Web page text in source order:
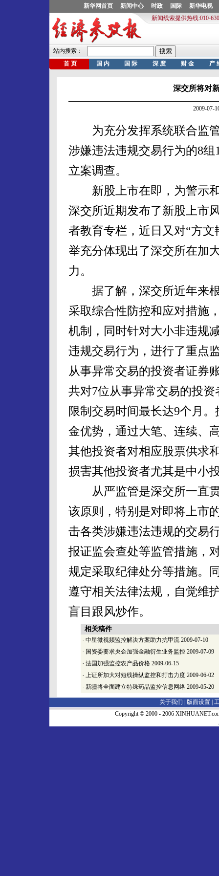
深交所将对
2009-07-
为充分发挥系统联合监管
涉嫌违法违规交易行为的8
立案调查。
新股上市在即，为警示和
深交所近期发布了新股上市
者教育专栏，近日又对“方
举充分体现出了深交所在加
力。
据了解，深交所近年来根
采取综合性防控和应对措施
机制，同时针对大小非违规
违规交易行为，进行了重点
从事异常交易的投资者证券
共对7位从事异常交易的投
限制交易时间最长达9个月
金优势，通过大笔、连续、
其他投资者对相应股票供求
损害其他投资者尤其是中小
从严监管是深交所一直贯
该原则，特别是对即将上市
击各类涉嫌违法违规的交易
报证监会查处等监管措施，
规定采取纪律处分等措施。
遵守相关法律法规，自觉维
盲目跟风炒作。
相关稿件
· 中星微视频监控解决方案助力抗甲流 2009-07-10
· 国资委要求央企加强金融衍生业务监控 2009-07-09
· 法国加强监控农产品价格 2009-06-15
· 上证所加大对短线操纵监控和打击力度 2009-06-02
· 新疆将全面建立特殊药品监控信息网络 2009-05-20
关于我们 | 版面设置
Copyright © 2000 - 2006